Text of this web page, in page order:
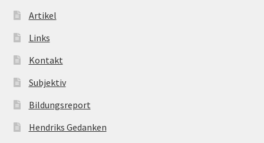
Artikel
Links
Kontakt
Subjektiv
Bildungsreport
Hendriks Gedanken